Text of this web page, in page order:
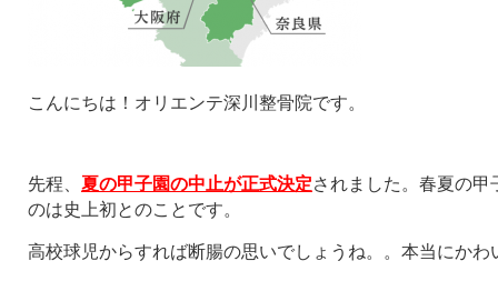
こんにちは！オリエンテ深川整骨院です。
先程、 夏の甲子園の中止が正式決定されました。春夏の
のは史上初とのことです。
高校球児からすれば断腸の思いでしょうね。。本当にかわ